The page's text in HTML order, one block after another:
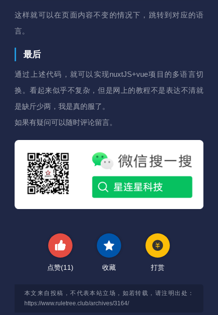
这样就可以在页面内容不变的情况下，跳转到对应的语
言。
最后
通过上述代码，就可以实现nuxtJS+vue项目的多语言切
换。看起来似乎不复杂，但是网上的教程不是表达不清就
是缺斤少两，我是真的服了。
如果有疑问可以随时评论留言。
点赞(11) 收藏 打赏
本文来自投稿，不代表本站立场，如若转载，请注明出处：
https://www.ruletree.club/archives/3164/